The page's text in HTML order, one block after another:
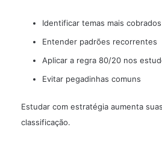
Identificar temas mais cobrados
Entender padrões recorrentes
Aplicar a regra 80/20 nos
Evitar pegadinhas comuns
Estudar com estratégia aumenta
classificação.